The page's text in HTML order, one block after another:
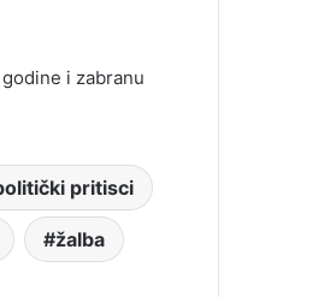
i zabranu
pritisci
žalba